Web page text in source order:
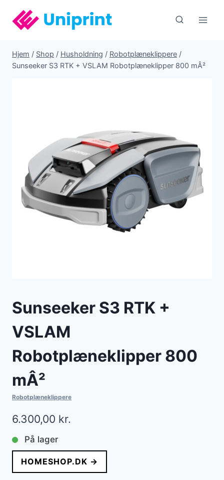
indhold
Hjem / Shop / Husholdning / Robotplæneklippere /
Sunseeker S3 RTK + VSLAM Robotplæneklipper 800 mÂ²
Sunseeker S3 RTK +
VSLAM
Robotplæneklipper 800
mÂ²
Robotplæneklippere
6.300,00 kr.
På lager
HOMESHOP.DK →